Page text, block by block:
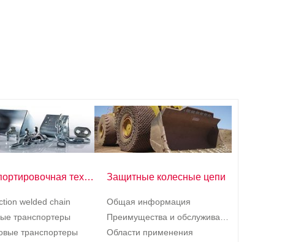
Транспортировочная техника
welded chain
транспортеры
транспортеры
Защитные колесные цепи
Общая информация
Области применения